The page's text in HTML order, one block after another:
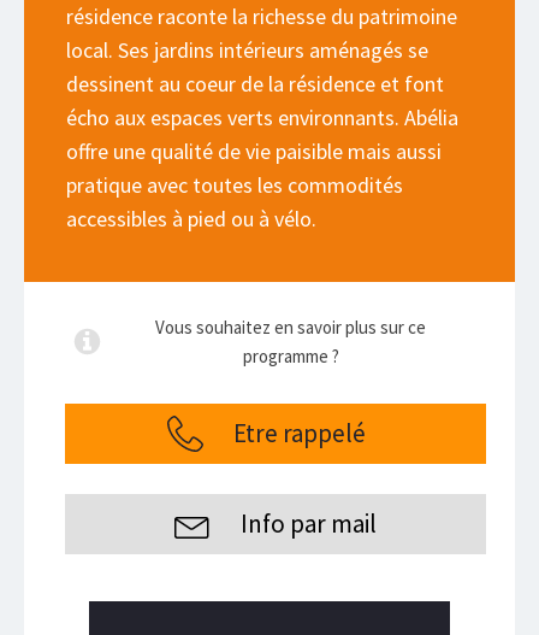
résidence raconte la richesse du patrimoine
local. Ses jardins intérieurs aménagés se
dessinent au coeur de la résidence et font
écho aux espaces verts environnants. Abélia
offre une qualité de vie paisible mais aussi
pratique avec toutes les commodités
accessibles à pied ou à vélo.
Vous souhaitez en savoir plus sur ce
programme ?
Etre rappelé
Info par mail